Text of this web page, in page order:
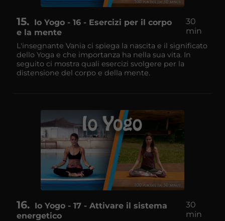
15
Io Yogo - 16 - Esercizi per il corpo
e la mente
30
min
L'insegnante Vania ci spiega la nascita e il significato
dello Yoga e che importanza ha nella sua vita. In
seguito ci mostra quali esercizi svolgere per la
distensione del corpo e della mente.
16
Io Yogo - 17 - Attivare il sistema
energetico
30
min